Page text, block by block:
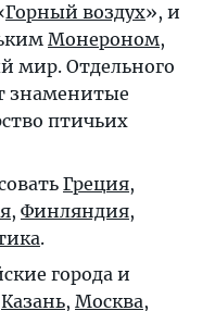
Горный воздух», и
Монероном,
мир. Отдельного
знаменитые
птичьих
Греция,
, Финляндия,
.
города и
Казань, Москва,